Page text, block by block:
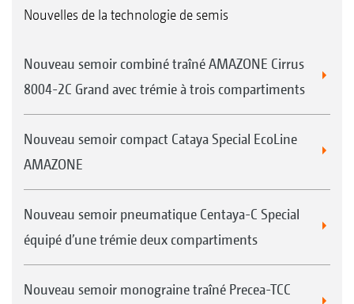
Nouvelles de la technologie de semis
Nouveau semoir combiné traîné AMAZONE Cirrus
8004-2C Grand avec trémie à trois compartiments
Nouveau semoir compact Cataya Special EcoLine
AMAZONE
Nouveau semoir pneumatique Centaya-C Special
équipé d’une trémie deux compartiments
Nouveau semoir monograine traîné Precea-TCC